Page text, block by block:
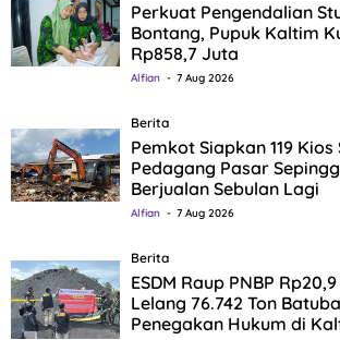
Perkuat Pengendalian
Bontang, Pupuk Kaltim
Rp858,7 Juta
Alfian 7 Aug 2026
Berita
Pemkot Siapkan 119
Pedagang Pasar
Berjualan Sebulan Lagi
Alfian 7 Aug 2026
Berita
ESDM Raup PNBP
Lelang 76.742 Ton
Penegakan Hukum di